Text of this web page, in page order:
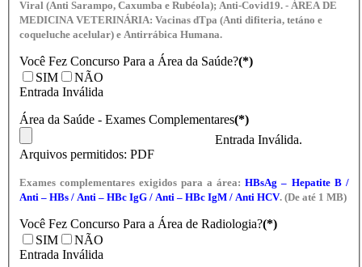
Viral (Anti Sarampo, Caxumba e Rubéola); Anti-Covid19. - ÁREA DE
MEDICINA VETERINÁRIA: Vacinas dTpa (Anti difiteria, tetáno e
coqueluche acelular) e Antirrábica Humana.
Você Fez Concurso Para a Área da Saúde?(*)
SIM
NÃO
Entrada Inválida
Área da Saúde - Exames Complementares(*)
Entrada Inválida.
Arquivos permitidos: PDF
Exames complementares exigidos para a área: HBsAg – Hepatite B /
Anti – HBs / Anti – HBc IgG / Anti – HBc IgM / Anti HCV. (De até 1 MB)
Você Fez Concurso Para a Área de Radiologia?(*)
SIM
NÃO
Entrada Inválida